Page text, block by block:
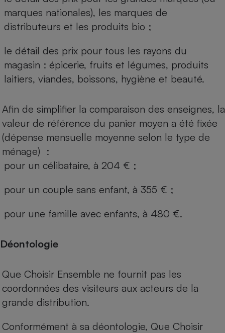
marques nationales), les marques de
distributeurs et les produits bio ;
le détail des prix pour tous les rayons du
magasin : épicerie, fruits et légumes, produits
laitiers, viandes, boissons, hygiène et beauté.
Afin de simplifier la comparaison des enseignes, la
valeur de référence du panier moyen a été fixée
(dépense mensuelle moyenne selon le type de
ménage) :
pour un célibataire, à 204 € ;
pour un couple sans enfant, à 355 € ;
pour une famille avec enfants, à 480 €.
Déontologie
Que Choisir Ensemble ne fournit pas les
coordonnées des visiteurs aux acteurs de la
grande distribution.
Conformément à sa déontologie, Que Choisir